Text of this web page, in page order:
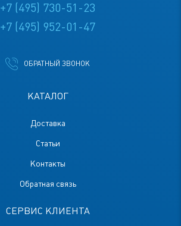
КАТАЛОГ
Доставка
Статьи
Контакты
Обратная связь
СЕРВИС КЛИЕНТА
+7 (495) 730-51-23
+7 (495) 952-01-47
ОБРАТНЫЙ ЗВОНОК